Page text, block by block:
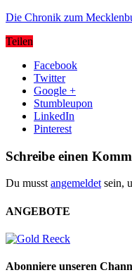
Die Chronik zum
Teilen
Facebook
Twitter
Google +
Stumbleupon
LinkedIn
Pinterest
Schreibe einen
Du musst angemeldet sein,
ANGEBOTE
Abonniere unseren